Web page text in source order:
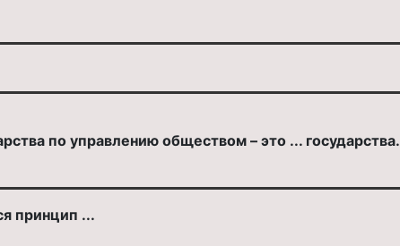
по управлению обществом – это ... государства.
принцип ...